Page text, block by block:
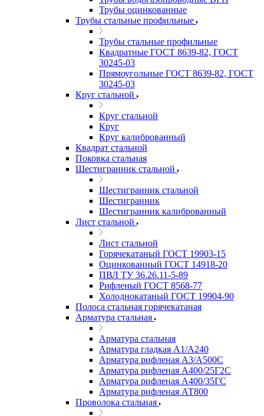
Трубы оцинкованные
Трубы стальные профильные
Трубы стальные профильные
Квадратные ГОСТ 8639-82, ГОСТ
30245-03
Прямоугольные ГОСТ 8639-82, ГОСТ
30245-03
Круг стальной
Круг стальной
Круг
Круг калиброванный
Квадрат стальной
Поковка стальная
Шестигранник стальной
Шестигранник стальной
Шестигранник
Шестигранник калиброванный
Лист стальной
Лист стальной
Горячекатаный ГОСТ 19903-15
Оцинкованный ГОСТ 14918-20
ПВЛ ТУ 36.26.11-5-89
Рифленый ГОСТ 8568-77
Холоднокатаный ГОСТ 19904-90
Полоса стальная горячекатаная
Арматура стальная
Арматура стальная
Арматура гладкая А1/А240
Арматура рифленая А3/А500С
Арматура рифленая А400/25Г2С
Арматура рифленая А400/35ГС
Арматура рифленая АТ800
Проволока стальная